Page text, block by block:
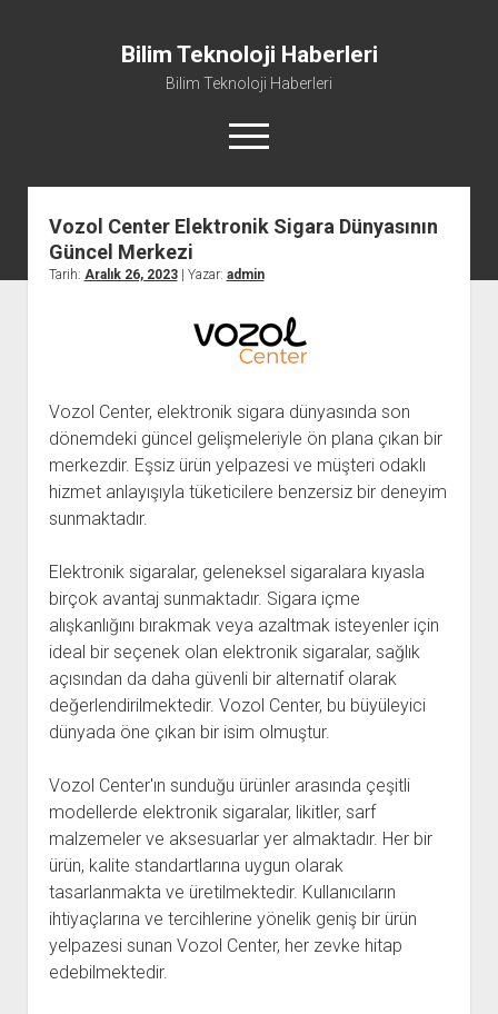
Bilim Teknoloji Haberleri
Bilim Teknoloji Haberleri
menüyü
aç
Liste
Twitter Izlenme Arttırma Parasız
Vozol Center Elektronik Sigara Dünyasının
Güncel Merkezi
Tarih: Aralık 26, 2023| Yazar: admin
Vozol Center, elektronik sigara dünyasında son
dönemdeki güncel gelişmeleriyle ön plana çıkan bir
merkezdir. Eşsiz ürün yelpazesi ve müşteri odaklı
hizmet anlayışıyla tüketicilere benzersiz bir deneyim
sunmaktadır.
Elektronik sigaralar, geleneksel sigaralara kıyasla
birçok avantaj sunmaktadır. Sigara içme
alışkanlığını bırakmak veya azaltmak isteyenler için
ideal bir seçenek olan elektronik sigaralar, sağlık
açısından da daha güvenli bir alternatif olarak
değerlendirilmektedir. Vozol Center, bu büyüleyici
dünyada öne çıkan bir isim olmuştur.
Vozol Center'ın sunduğu ürünler arasında çeşitli
modellerde elektronik sigaralar, likitler, sarf
malzemeler ve aksesuarlar yer almaktadır. Her bir
ürün, kalite standartlarına uygun olarak
tasarlanmakta ve üretilmektedir. Kullanıcıların
ihtiyaçlarına ve tercihlerine yönelik geniş bir ürün
yelpazesi sunan Vozol Center, her zevke hitap
edebilmektedir.